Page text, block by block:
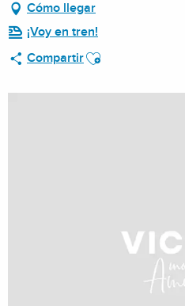
Cómo llegar
¡Voy en tren!
CompartirAjouter aux favoris